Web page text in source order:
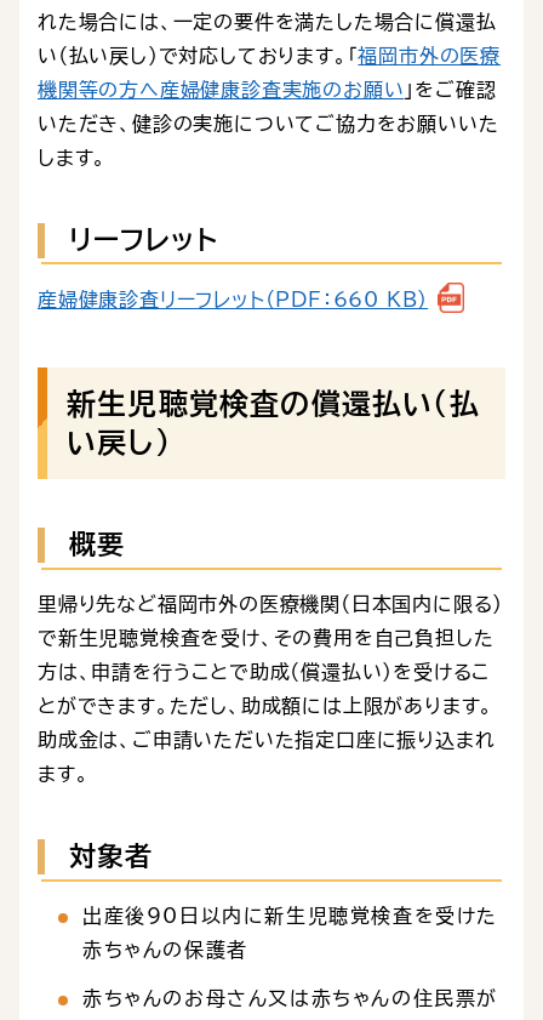
れた場合には、一定の要件を満たした場合に償還払
い（払い戻し）で対応しております。「福岡市外の医療
機関等の方へ産婦健康診査実施のお願い 」をご確認
いただき、健診の実施についてご協力をお願いいた
します。
リーフレット
産婦健康診査リーフレット（PDF：660 KB）
新生児聴覚検査の償還払い（払
い戻し）
概要
里帰り先など福岡市外の医療機関（日本国内に限る）
で新生児聴覚検査を受け、その費用を自己負担した
方は、申請を行うことで助成（償還払い）を受けるこ
とができます。ただし、助成額には上限があります。
助成金は、ご申請いただいた指定口座に振り込まれ
ます。
対象者
出産後90日以内に新生児聴覚検査を受けた
赤ちゃんの保護者
赤ちゃんのお母さん又は赤ちゃんの住民票が